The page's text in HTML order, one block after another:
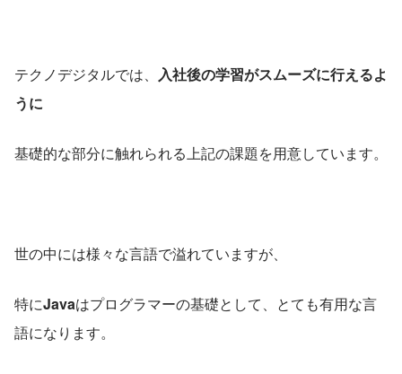
テクノデジタルでは、
入社後の学習がスムーズに行えるよ
うに
基礎的な部分に触れられる上記の課題を用意しています。
世の中には様々な言語で溢れていますが、
特にJavaはプログラマーの基礎として、とても有用な言
語になります。